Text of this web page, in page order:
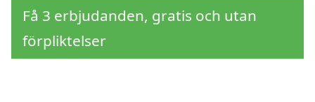
Få 3 erbjudanden, gratis och utan
förpliktelser